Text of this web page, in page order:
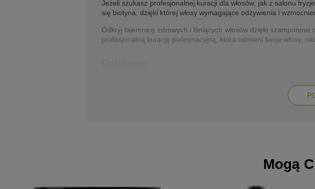
Jeżeli szukasz profesjonalnej kuracji dla włosów, jak z salonu
się biotyna, dzięki której włosy wymagające odżywienia i
Odkryj tajemnicę zdrowych i lśniących włosów dzięki
profesjonalną kurację pielęgnacyjną, która odmieni twoje włosy,
ekstrakt z lukrecji odświeża i łagodzi podrażnienia skóry
profesjonalna kuracja dla włosów w zaciszu twojej łazienki
Mogą